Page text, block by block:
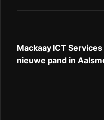
Mackaay ICT
nieuwe pand in